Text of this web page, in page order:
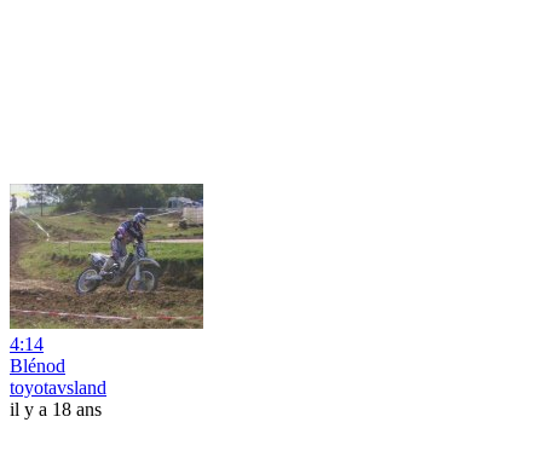
4:14
Blénod
toyotavsland
il y a 18 ans